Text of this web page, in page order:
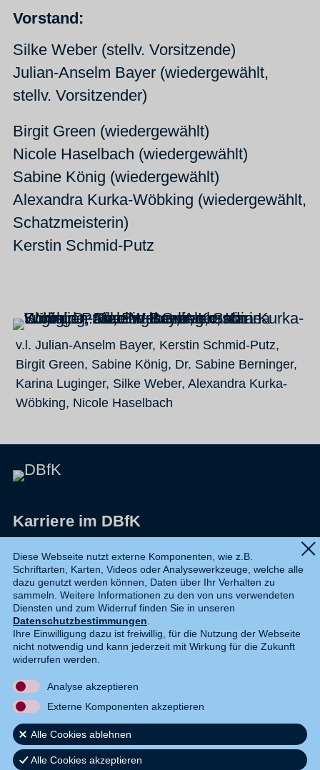
Vorstand:
Silke Weber (stellv. Vorsitzende)
Julian-Anselm Bayer (wiedergewählt,
stellv. Vorsitzender)
Birgit Green (wiedergewählt)
Nicole Haselbach (wiedergewählt)
Sabine König (wiedergewählt)
Alexandra Kurka-Wöbking (wiedergewählt,
Schatzmeisterin)
Kerstin Schmid-Putz
v.l. Julian-Anselm Bayer, Kerstin Schmid-Putz,
Birgit Green, Sabine König, Dr. Sabine Berninger,
Karina Luginger, Silke Weber, Alexandra Kurka-
Wöbking, Nicole Haselbach
Karriere im DBfK
Datenschutz
Shop
Widerruf
Kontakt
DE EN
Diese Webseite nutzt externe Komponenten, wie z.B.
Schriftarten, Karten, Videos oder Analysewerkzeuge, welche alle
dazu genutzt werden können, Daten über Ihr Verhalten zu
sammeln. Weitere Informationen zu den von uns verwendeten
Diensten und zum Widerruf finden Sie in unseren
Datenschutzbestimmungen.
Ihre Einwilligung dazu ist freiwillig, für die Nutzung der Webseite
nicht notwendig und kann jederzeit mit Wirkung für die Zukunft
widerrufen werden.
Analyse akzeptieren
Externe Komponenten akzeptieren
Alle Cookies ablehnen
Alle Cookies akzeptieren